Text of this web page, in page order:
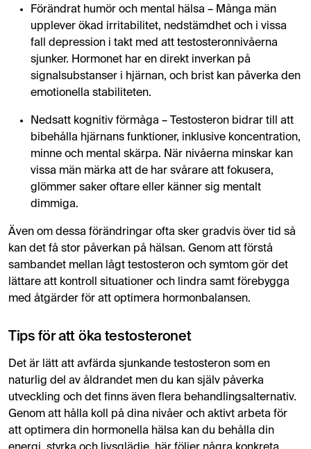
Förändrat humör och mental hälsa – Många män
upplever ökad irritabilitet, nedstämdhet och i vissa
fall depression i takt med att testosteronnivåerna
sjunker. Hormonet har en direkt inverkan på
signalsubstanser i hjärnan, och brist kan påverka den
emotionella stabiliteten.
Nedsatt kognitiv förmåga – Testosteron bidrar till att
bibehålla hjärnans funktioner, inklusive koncentration,
minne och mental skärpa. När nivåerna minskar kan
vissa män märka att de har svårare att fokusera,
glömmer saker oftare eller känner sig mentalt
dimmiga.
Även om dessa förändringar ofta sker gradvis över tid så
kan det få stor påverkan på hälsan. Genom att förstå
sambandet mellan lågt testosteron och symtom gör det
lättare att kontroll situationer och lindra samt förebygga
med åtgärder för att optimera hormonbalansen.
Tips för att öka testosteronet
Det är lätt att avfärda sjunkande testosteron som en
naturlig del av åldrandet men du kan själv påverka
utveckling och det finns även flera behandlingsalternativ.
Genom att hålla koll på dina nivåer och aktivt arbeta för
att optimera din hormonella hälsa kan du behålla din